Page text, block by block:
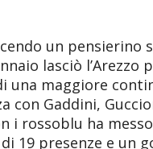
un pensierino
lasciò
una maggiore
con Gaddini,
i rossoblu ha
19 presenze e un